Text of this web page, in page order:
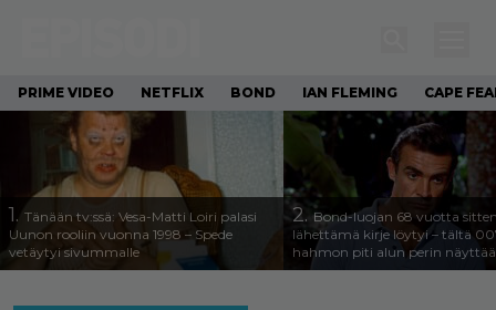
PRIME VIDEO NETFLIX BOND IAN FLEMING CAPE
1. Tänään tv:ssä: Vesa-Matti Loiri palasi
Uunon rooliin vuonna 1998 – Spede
vetäytyi sivummalle
2.Bond-luojan 68 vuotta
lähettämä kirje löytyi – tältä
hahmon piti alun perin näyttää